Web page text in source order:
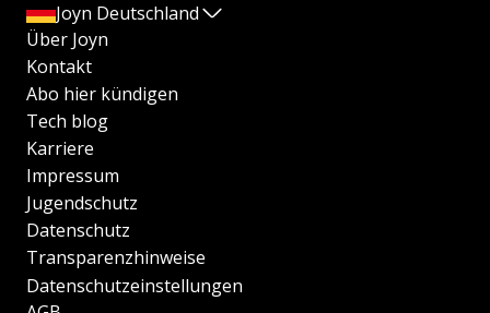
Joyn Deutschland
Über Joyn
Kontakt
Abo hier kündigen
Tech blog
Karriere
Impressum
Jugendschutz
Datenschutz
Transparenzhinweise
Datenschutzeinstellungen